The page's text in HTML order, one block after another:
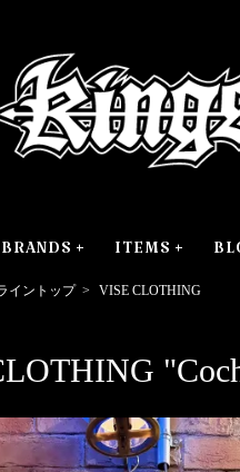
BRANDS ITEMS
イントップ > VISE CLOTHING